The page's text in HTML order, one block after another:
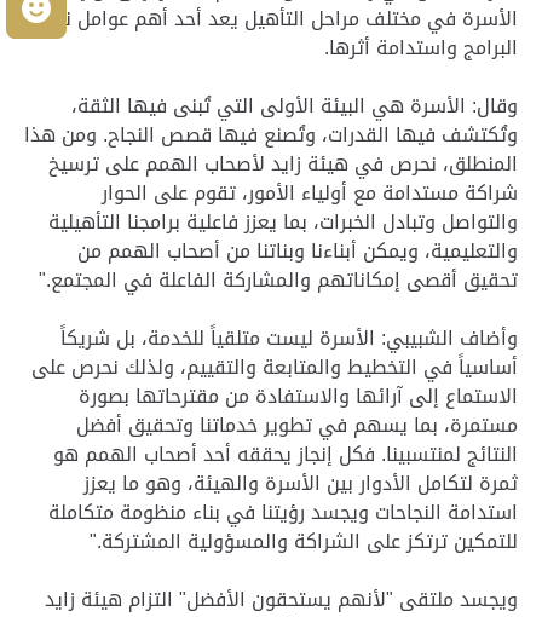
الأسرة في مختلف مراحل التأهيل يعد أحد أهم عوامل نجاح
البرامج واستدامة أثرها.
وقال: الأسرة هي البيئة الأولى التي تُبنى فيها الثقة،
وتُكتشف فيها القدرات، وتُصنع فيها قصص النجاح. ومن هذا
المنطلق، نحرص في هيئة زايد لأصحاب الهمم على ترسيخ
شراكة مستدامة مع أولياء الأمور، تقوم على الحوار
والتواصل وتبادل الخبرات، بما يعزز فاعلية برامجنا التأهيلية
والتعليمية، ويمكن أبناءنا وبناتنا من أصحاب الهمم من
تحقيق أقصى إمكاناتهم والمشاركة الفاعلة في المجتمع."
وأضاف الشبيبي: الأسرة ليست متلقياً للخدمة، بل شريكاً
أساسياً في التخطيط والمتابعة والتقييم، ولذلك نحرص على
الاستماع إلى آرائها والاستفادة من مقترحاتها بصورة
مستمرة، بما يسهم في تطوير خدماتنا وتحقيق أفضل
النتائج لمنتسبينا. فكل إنجاز يحققه أحد أصحاب الهمم هو
ثمرة لتكامل الأدوار بين الأسرة والهيئة، وهو ما يعزز
استدامة النجاحات ويجسد رؤيتنا في بناء منظومة متكاملة
للتمكين ترتكز على الشراكة والمسؤولية المشتركة."
ويجسد ملتقى "لأنهم يستحقون الأفضل" التزام هيئة زايد